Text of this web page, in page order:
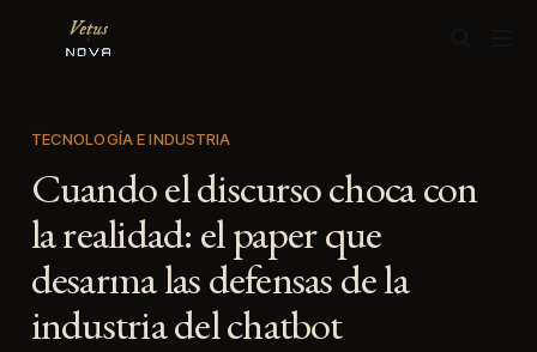
TECNOLOGÍA E INDUSTRIA
Cuando el discurso choca con
la realidad: el paper que
desarma las defensas de la
industria del chatbot